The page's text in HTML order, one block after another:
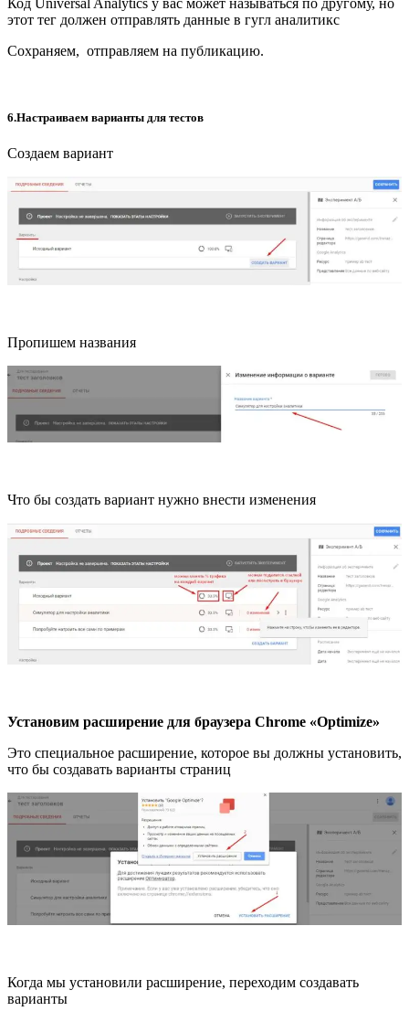
этот тег должен отправлять данные в гугл аналитикс
Сохраняем, отправляем на публикацию.
6.Настраиваем варианты для тестов
Создаем вариант
Пропишем названия
Что бы создать вариант нужно внести изменения
Установим расширение для браузера Chrome «Optimize»
Это специальное расширение, которое вы должны установить,
что бы создавать варианты страниц
Когда мы установили расширение, переходим создавать
варианты